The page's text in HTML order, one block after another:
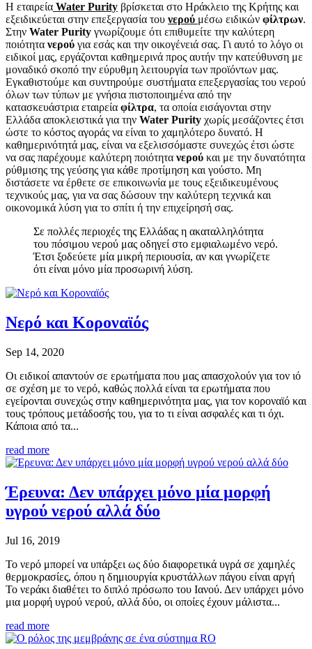
Η εταιρεία Water Purity βρίσκεται στο Ηράκλειο της Κρήτης και
εξειδικεύεται στην επεξεργασία του νερού μέσω ειδικών φίλτρων.
Στην Water Purity γνωρίζουμε ότι επιθυμείτε την καλύτερη
ποιότητα νερού για εσάς και την οικογένειά σας. Γι αυτό το λόγο οι
ειδικοί μας, εργάζονται καθημερινά προς αυτήν την κατεύθυνση με
μοναδικό σκοπό την εύρυθμη λειτουργία των προϊόντων μας.
Εγκαθιστούμε και συντηρούμε συστήματα επεξεργασίας του νερού
όλων των τύπων με γνήσια πιστοποιημένα από την
κατασκευάστρια εταιρεία φίλτρα, τα οποία εισάγονται στην
Ελλάδα αποκλειστικά για την Water Purity χωρίς μεσάζοντες έτσι
ώστε το κόστος αγοράς να είναι το χαμηλότερο δυνατό. Η
καθημερινότητά μας, είναι να εξελισσόμαστε συνεχώς έτσι ώστε
να σας παρέχουμε καλύτερη ποιότητα νερού και με την δυνατότητα
ρύθμισης της γεύσης για κάθε προτίμηση και γούστο. Μη
διστάσετε να έρθετε σε επικοινωνία με τους εξειδικευμένους
τεχνικούς μας, για να σας δώσουν την καλύτερη τεχνικά και
οικονομικά λύση για το σπίτι ή την επιχείρησή σας.
Σε πολλές περιοχές της Ελλάδας η ακαταλληλότητα
του πόσιμου νερού μας οδηγεί στο εμφιαλωμένο νερό.
Έτσι ξοδεύετε μία μικρή περιουσία, αν και γνωρίζετε
ότι είναι μόνο μία προσωρινή λύση.
Νερό και Κοροναϊός
Sep 14, 2020
Οι ειδικοί απαντούν σε ερωτήματα που μας απασχολούν για τον ιό
σε σχέση με το νερό, καθώς πολλά είναι τα ερωτήματα που
εγείρονται συνεχώς στην καθημερινότητα μας, για τον κοροναϊό και
τους τρόπους μετάδοσής του, για το τι είναι ασφαλές και τι όχι.
Κάποια από τα...
read more
Έρευνα: Δεν υπάρχει μόνο μία μορφή
υγρού νερού αλλά δύο
Jul 16, 2019
Το νερό μπορεί να υπάρξει ως δύο διαφορετικά υγρά σε χαμηλές
θερμοκρασίες, όπου η δημιουργία κρυστάλλων πάγου είναι αργή
Το νεράκι διαθέτει το διπλό πρόσωπο του Ιανού. Δεν υπάρχει μόνο
μια μορφή υγρού νερού, αλλά δύο, οι οποίες έχουν μάλιστα...
read more